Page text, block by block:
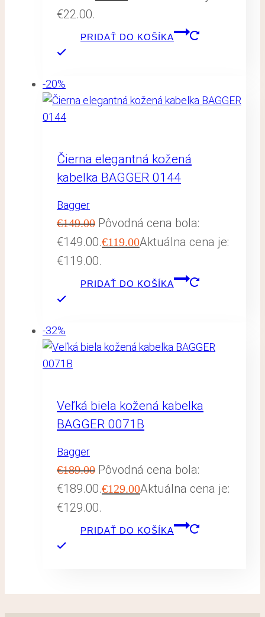
€22.00.
PRIDAŤ DO KOŠÍKA
-20%
Čierna elegantná kožená
kabelka BAGGER 0144
Bagger
€149.00 Pôvodná cena bola:
€149.00.€119.00Aktuálna cena je:
€119.00.
PRIDAŤ DO KOŠÍKA
-32%
Veľká biela kožená kabelka
BAGGER 0071B
Bagger
€189.00 Pôvodná cena bola:
€189.00.€129.00Aktuálna cena je:
€129.00.
PRIDAŤ DO KOŠÍKA